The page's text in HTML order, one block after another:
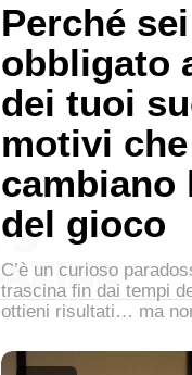
Perché sei
obbligato
dei tuoi
motivi che
cambiano
del gioco
C’è un curioso
trascina fin dai tempi
ottieni risultati… ma